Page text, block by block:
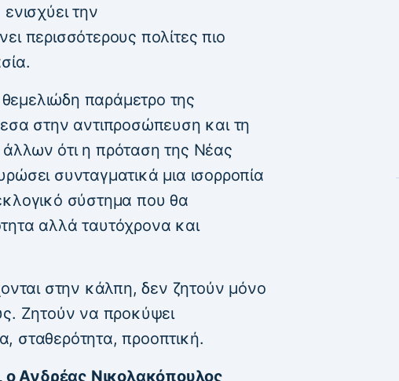
την
περισσότερους πολίτες πιο
θεμελιώδη παράμετρο της
στην αντιπροσώπευση και τη
ότι η πρόταση της Νέας
συνταγματικά μια ισορροπία
σύστημα που θα
αλλά ταυτόχρονα και
στην κάλπη, δεν ζητούν μόνο
Ζητούν να προκύψει
σταθερότητα, προοπτική.
ο Ανδρέας Νικολακόπουλος